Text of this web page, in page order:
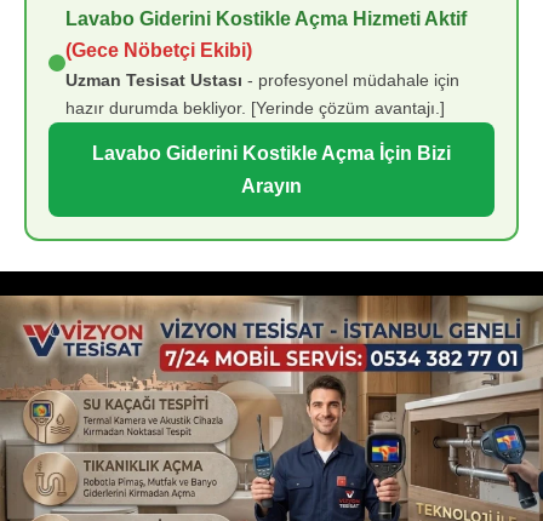
Lavabo Giderini Kostikle Açma Hizmeti Aktif
(Gece Nöbetçi Ekibi)
Uzman Tesisat Ustası - profesyonel müdahale için
hazır durumda bekliyor. [Yerinde çözüm avantajı.]
Lavabo Giderini Kostikle Açma İçin Bizi
Arayın